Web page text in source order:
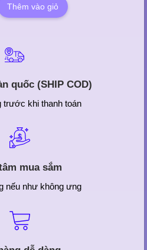
quốc (SHIP COD)
trước khi thanh toán
mua sắm
nếu như không ưng